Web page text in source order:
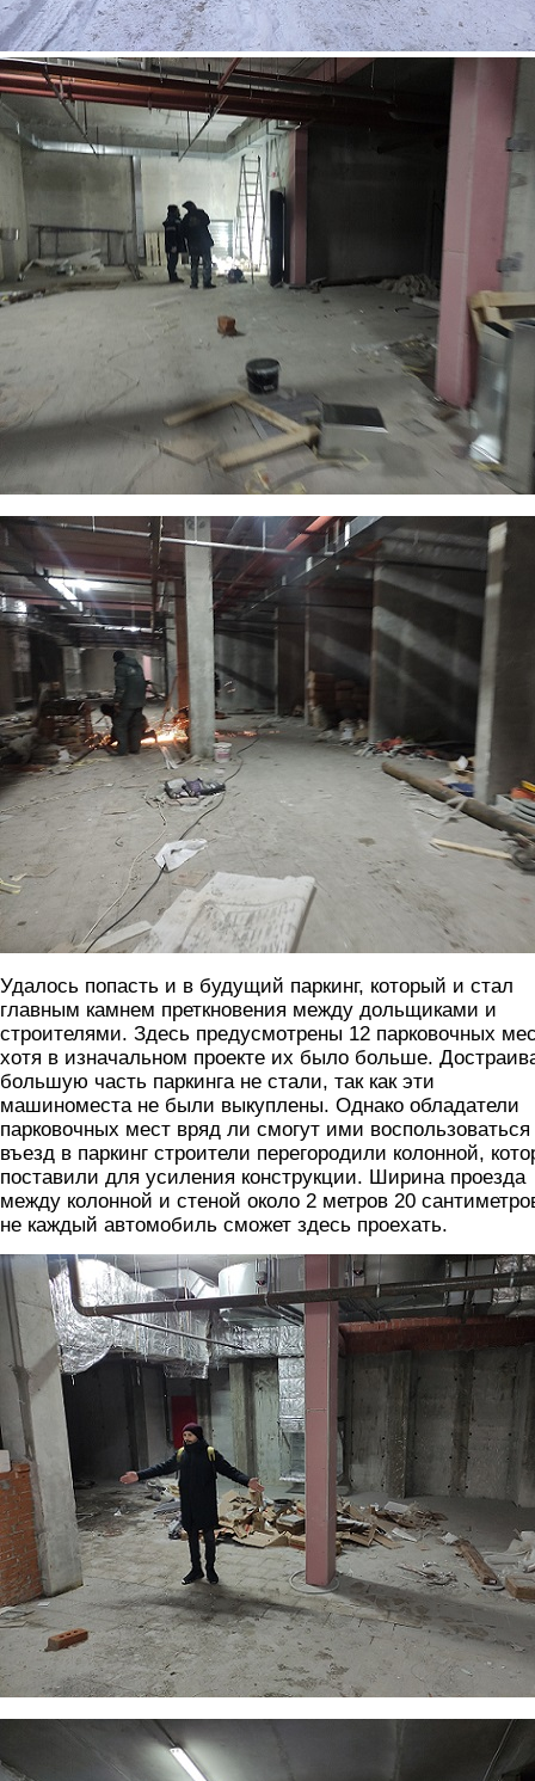
foto4.jpg
foto5.jpg
Удалось попасть и в будущий паркинг, который и стал
главным камнем преткновения между дольщиками и
строителями. Здесь предусмотрены 12 парковочных
хотя в изначальном проекте их было больше.
большую часть паркинга не стали, так как эти
машиноместа не были выкуплены. Однако обладатели
парковочных мест вряд ли смогут ими воспользоваться
въезд в паркинг строители перегородили колонной,
поставили для усиления конструкции. Ширина проезда
между колонной и стеной около 2 метров 20
не каждый автомобиль сможет здесь проехать.
foto6.jpg